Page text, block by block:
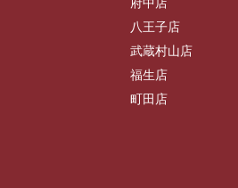
八王子店
武蔵村山店
福生店
町田店